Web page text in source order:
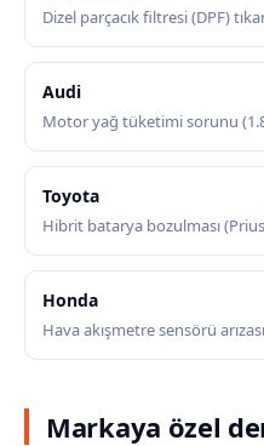
Dizel parçacık filtresi (DPF)
Audi
Motor yağ tüketimi sorunu
Toyota
Hibrit batarya bozulması
Honda
Hava akışmetre sensörü arızası
Markaya özel